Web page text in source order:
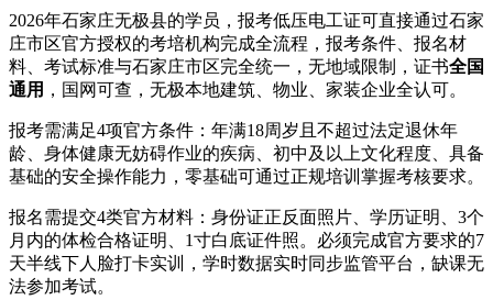
2026年石家庄无极县的学员，报考低压电工证可直接通过石家
庄市区官方授权的考培机构完成全流程，报考条件、报名材
料、考试标准与石家庄市区完全统一，无地域限制，证书全国
通用 ，国网可查，无极本地建筑、物业、家装企业全认可。
报考需满足4项官方条件：年满18周岁且不超过法定退休年
龄、身体健康无妨碍作业的疾病、初中及以上文化程度、具备
基础的安全操作能力，零基础可通过正规培训掌握考核要求。
报名需提交4类官方材料：身份证正反面照片、学历证明、3个
月内的体检合格证明、1寸白底证件照。必须完成官方要求的7
天半线下人脸打卡实训，学时数据实时同步监管平台，缺课无
法参加考试。